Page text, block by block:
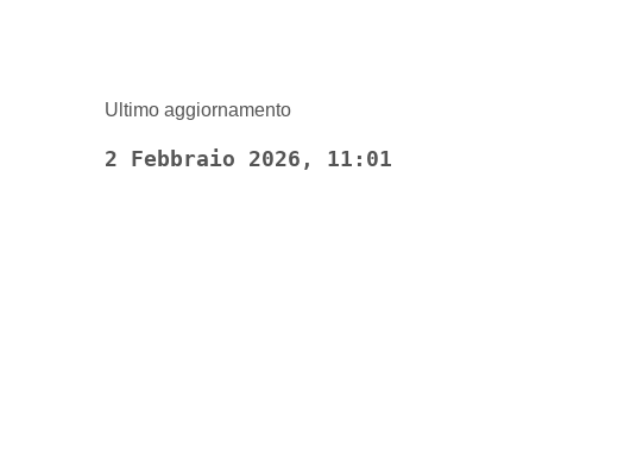
Ultimo aggiornamento
2 Febbraio 2026, 11:01